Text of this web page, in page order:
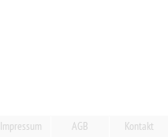
Impressum AGB Kontakt